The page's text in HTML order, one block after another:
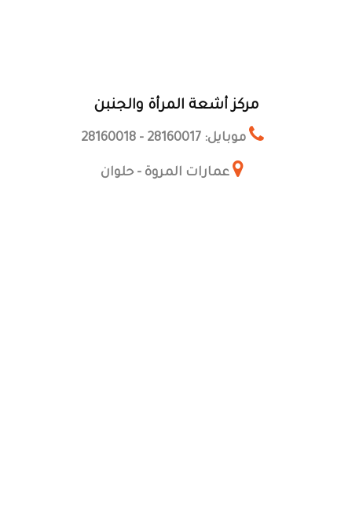
مركز أشعة المرأة والجنبن
موبايل: 28160017 - 28160018
عمارات المروة - حلوان